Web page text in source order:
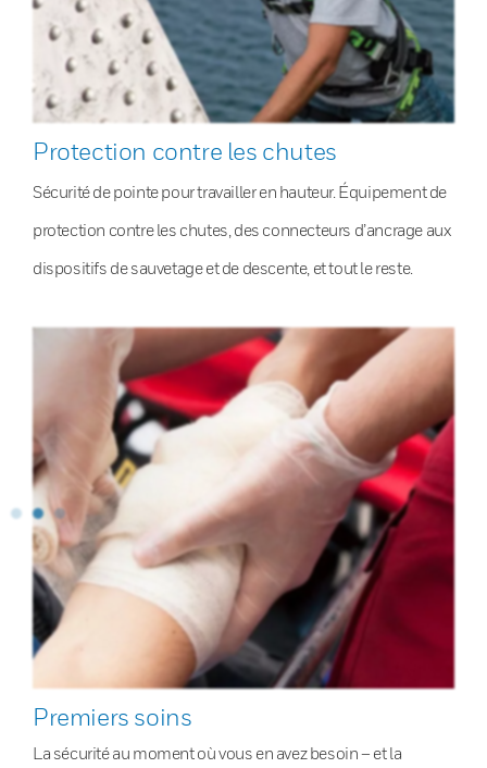
Protection contre les chutes
Sécurité de pointe pour travailler en hauteur. Équipement de
protection contre les chutes, des connecteurs d’ancrage aux
dispositifs de sauvetage et de descente, et tout le reste.
Premiers soins
La sécurité au moment où vous en avez besoin – et la